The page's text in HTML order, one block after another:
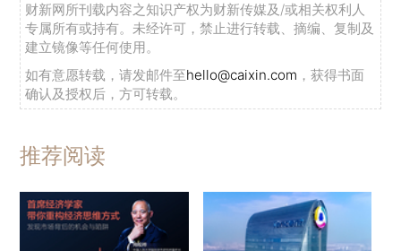
财新网所刊载内容之知识产权为财新传媒及/或相关权利人
专属所有或持有。未经许可，禁止进行转载、摘编、复制及
建立镜像等任何使用。
如有意愿转载，请发邮件至hello@caixin.com ，获得书面
确认及授权后，方可转载。
推荐阅读